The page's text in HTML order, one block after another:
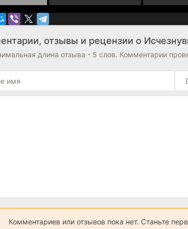
отзывы и рецензии о
длина отзыва - 5 слов. Комментарии
Комментариев или отзывов пока нет. Станьте